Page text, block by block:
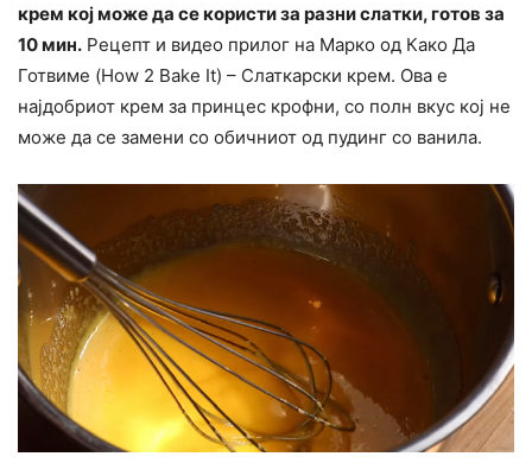
крем кој може да се користи за разни слатки, готов за
10 мин. Рецепт и видео прилог на Марко од Како Да
Готвиме (How 2 Bake It) – Слаткарски крем. Ова е
најдобриот крем за принцес крофни, со полн вкус кој не
може да се замени со обичниот од пудинг со ванила.